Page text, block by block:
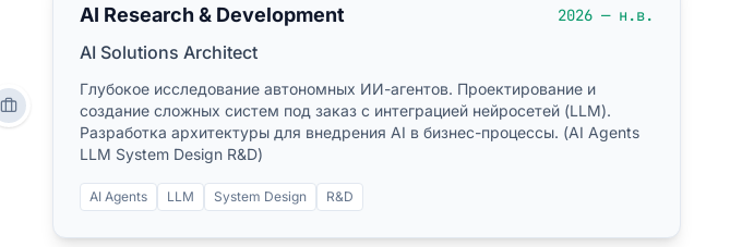
AI Research & Development 2026 — н.в.
AI Solutions Architect
Глубокое исследование автономных ИИ-агентов. Проектирование и
создание сложных систем под заказ с интеграцией нейросетей (LLM).
Разработка архитектуры для внедрения AI в бизнес-процессы. (AI Agents
LLM System Design R&D)
AI Agents LLM System Design R&D